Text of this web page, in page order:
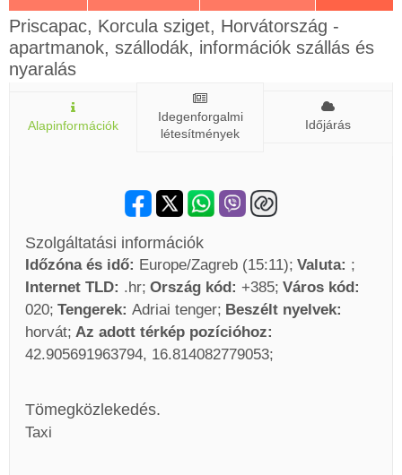
Priscapac, Korcula sziget, Horvátország -
apartmanok, szállodák, információk szállás és
nyaralás
Alapinformációk
Idegenforgalmi
létesítmények
Időjárás
Szolgáltatási információk
Időzóna és idő: Europe/Zagreb (15:11) Valuta:
Internet TLD: .hr Ország kód: +385 Város kód:
020 Tengerek: Adriai tenger Beszélt nyelvek:
horvát Az adott térkép pozícióhoz:
42.905691963794, 16.814082779053
Tömegközlekedés.
Taxi